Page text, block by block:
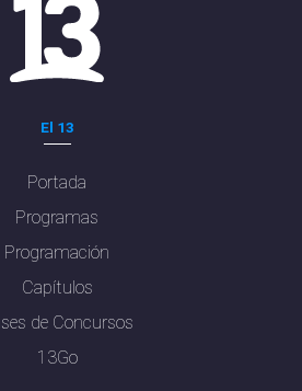
El 13
Portada
Programas
Programación
Capítulos
de Concursos
13Go